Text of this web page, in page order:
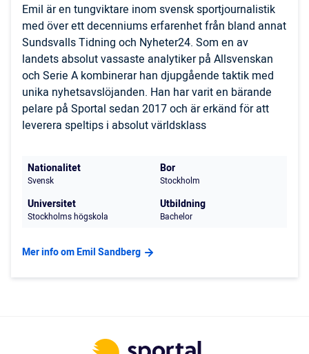
Emil är en tungviktare inom svensk sportjournalistik
med över ett decenniums erfarenhet från bland annat
Sundsvalls Tidning och Nyheter24. Som en av
landets absolut vassaste analytiker på Allsvenskan
och Serie A kombinerar han djupgående taktik med
unika nyhetsavslöjanden. Han har varit en bärande
pelare på Sportal sedan 2017 och är erkänd för att
leverera speltips i absolut världsklass
Nationalitet
Svensk
Bor
Stockholm
Universitet
Stockholms högskola
Utbildning
Bachelor
Mer info om Emil Sandberg